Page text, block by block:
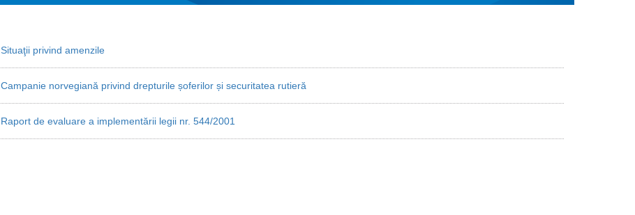
Situaţii privind amenzile
Campanie norvegiană privind drepturile șoferilor și securitatea rutieră
Raport de evaluare a implementării legii nr. 544/2001